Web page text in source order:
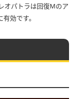
オパトラは回復Mのア
効です。